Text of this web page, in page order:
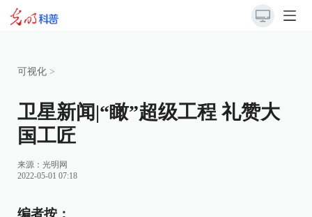
可视化 >
卫星新闻|“瞰”超级工程 礼赞大
国工匠
来源： 光明网
2022-05-01 07:18
编者按：